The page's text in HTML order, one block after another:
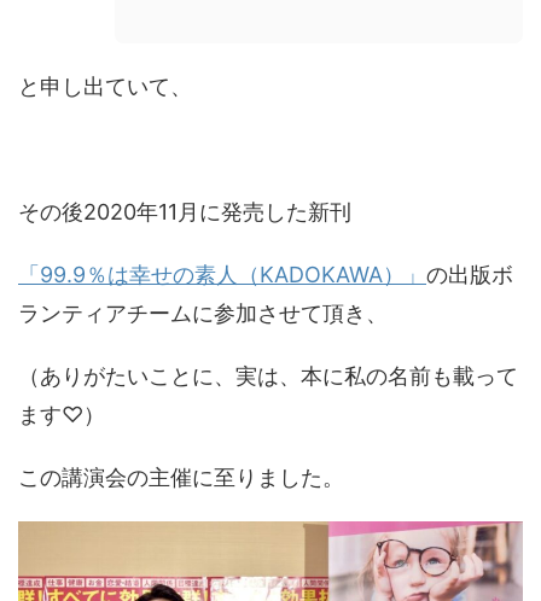
と申し出ていて、
その後2020年11月に発売した新刊
「99.9％は幸せの素人（KADOKAWA）」 の出版ボ
ランティアチームに参加させて頂き、
（ありがたいことに、実は、本に私の名前も載って
ます♡）
この講演会の主催に至りました。